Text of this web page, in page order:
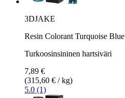
3DJAKE
Resin Colorant Turquoise Blue
Turkoosinsininen hartsiväri
7,89 €
(315,60 € / kg)
5.0 (1)